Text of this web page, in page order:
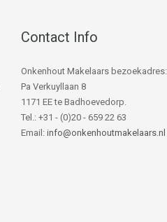
Contact Info
Onkenhout Makelaars bezoekadres:
Pa Verkuyllaan 8
1171 EE te Badhoevedorp.
Tel.: +31 - (0)20 - 659 22 63
Email: info@onkenhoutmakelaars.nl